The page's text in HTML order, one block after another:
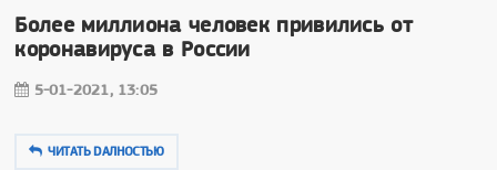
Более миллиона человек привились от
коронавируса в России
5-01-2021, 13:05
ЧИТАТЬ DAЛНОСТЬЮ